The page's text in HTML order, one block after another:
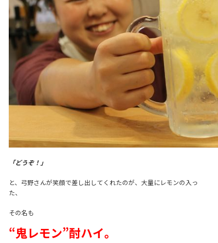
「どうぞ！」
と、弓野さんが笑顔で差し出してくれたのが、大量にレモンの入っ
た、
その名も
“鬼レモン”酎ハイ。